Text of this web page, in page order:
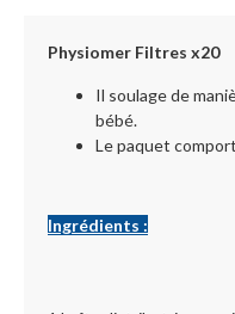
Physiomer Filtres x20
Il soulage de
bébé.
Le paquet
Ingrédients :